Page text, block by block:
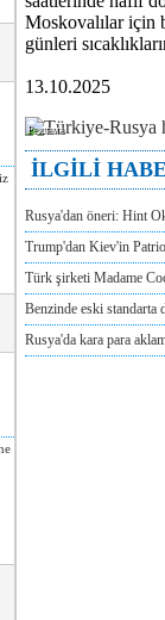
Moskovalılar için
günleri
13.10.2025
Реклама
İLGİLİ
Rusya'dan öneri: Hint
Trump'dan Kiev'in
Türk şirketi Madame
Benzinde eski standarta
Rusya'da kara para